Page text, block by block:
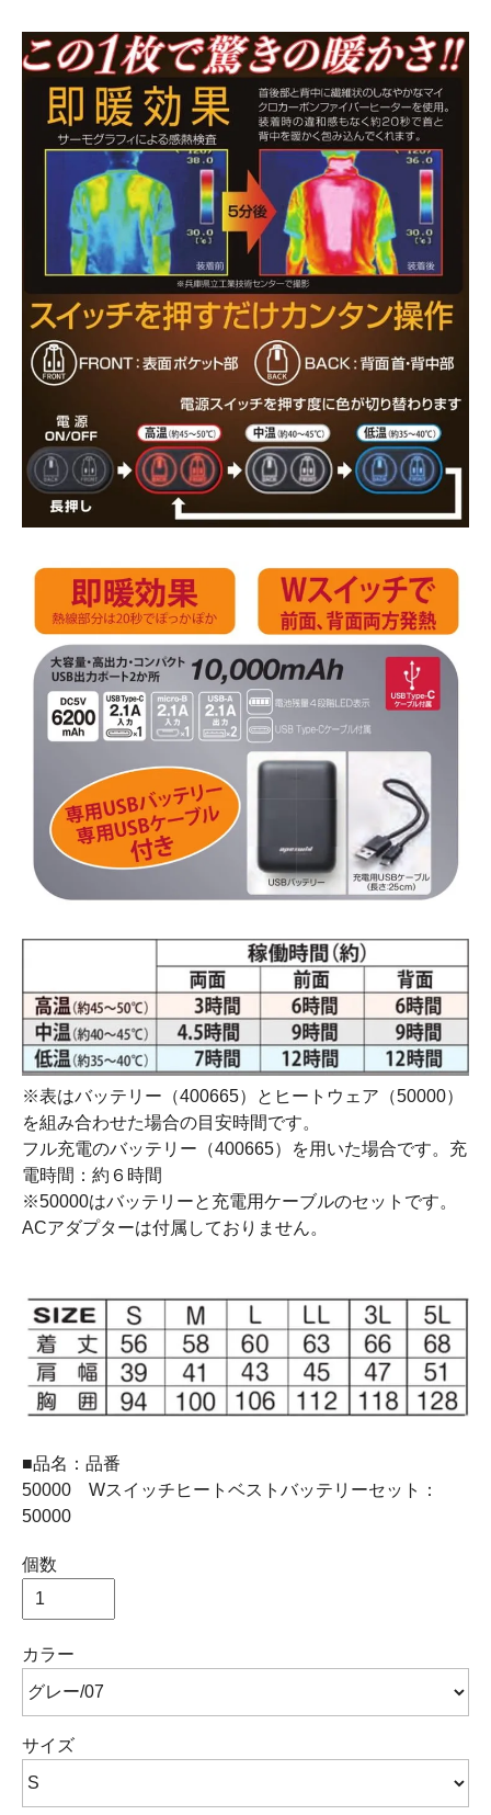
※表はバッテリー（400665）とヒートウェア（50000）
を組み合わせた場合の目安時間です。
フル充電のバッテリー（400665）を用いた場合です。充
電時間：約６時間
※50000はバッテリーと充電用ケーブルのセットです。
ACアダプターは付属しておりません。
■品名：品番
50000 Wスイッチヒートベストバッテリーセット：
50000
個数
カラー
サイズ